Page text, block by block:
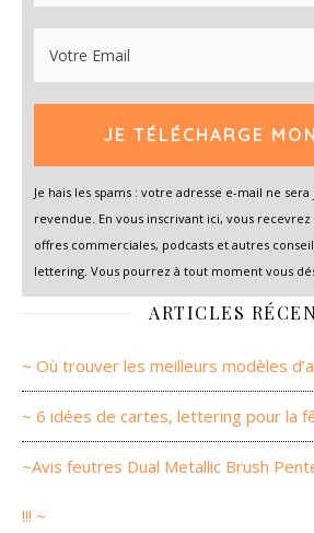
JE TÉLÉCHARGE
Je hais les spams : votre adresse e-mail ne
revendue. En vous inscrivant ici, vous recevrez
offres commerciales, podcasts et autres
lettering. Vous pourrez à tout moment vous
ARTICLES
~ Où trouver les meilleurs modèles
~ 6 idées de cartes, lettering pour la
~Avis feutres Dual Metallic Brush
!!! ~